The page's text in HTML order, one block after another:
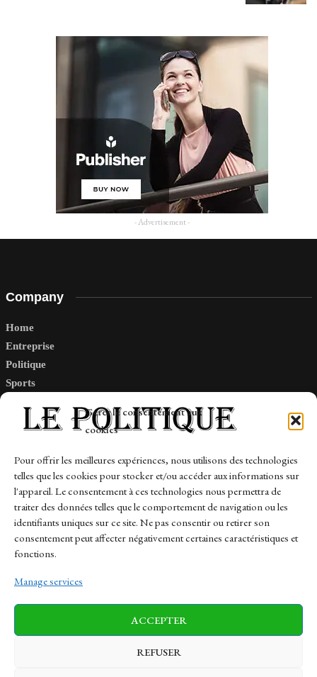
Gérer le consentement aux
cookies
Pour offrir les meilleures expériences, nous utilisons des technologies
telles que les cookies pour stocker et/ou accéder aux informations sur
l'appareil. Le consentement à ces technologies nous permettra de
traiter des données telles que le comportement de navigation ou les
identifiants uniques sur ce site. Ne pas consentir ou retirer son
consentement peut affecter négativement certaines caractéristiques et
fonctions.
Manage services
ACCEPTER
REFUSER
- Advertisement -
Company
Home
Entreprise
Politique
Sports
Links
Contact
Sitemap
News Finance-Marches Politics
Business Tech Health Sports Travel